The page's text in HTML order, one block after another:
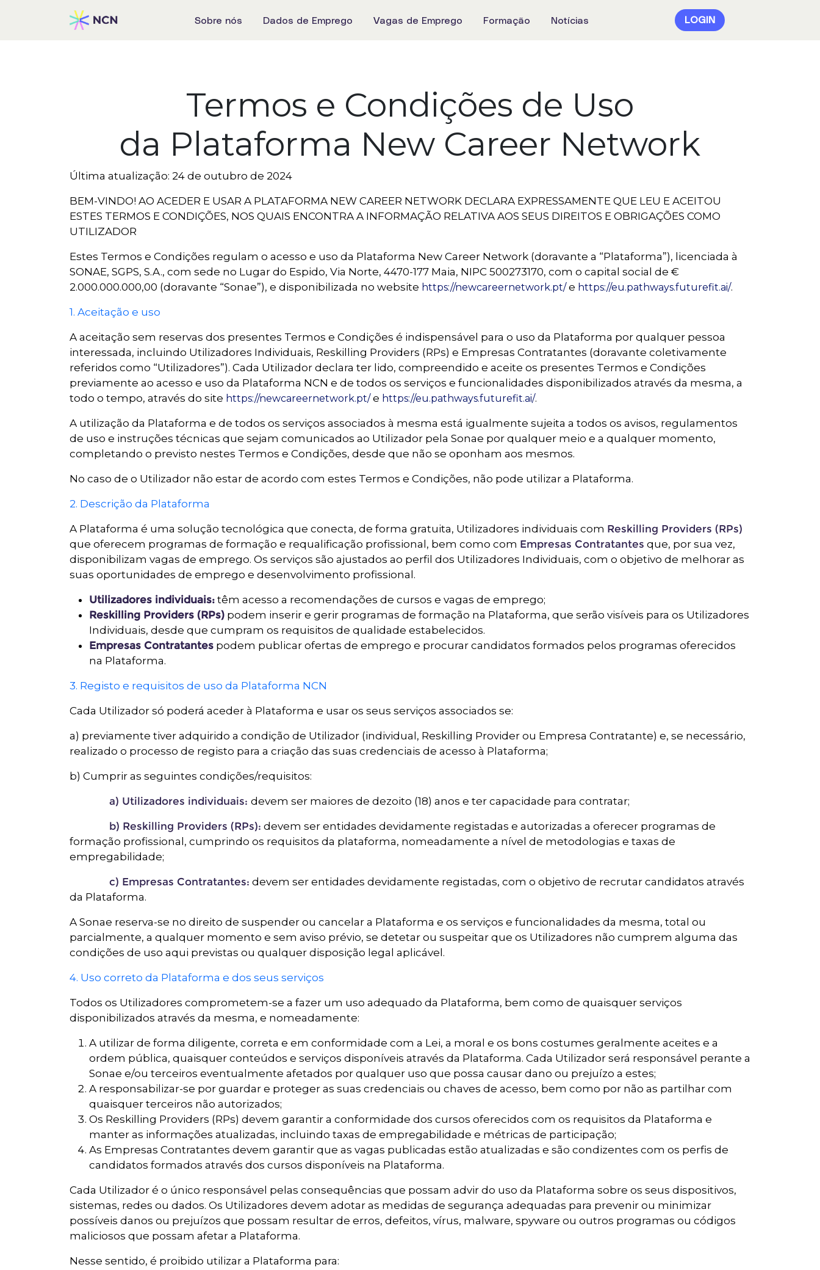
Sobre nós Dados de Emprego Vagas de Emprego Formação Notícias LOGIN
Termos e Condições de Uso
da Plataforma New Career Network
Última atualização: 24 de outubro de 2024
BEM-VINDO! AO ACEDER E USAR A PLATAFORMA NEW CAREER NETWORK DECLARA EXPRESSAMENTE QUE LEU E ACEITOU
ESTES TERMOS E CONDIÇÕES, NOS QUAIS ENCONTRA A INFORMAÇÃO RELATIVA AOS SEUS DIREITOS E OBRIGAÇÕES COMO
UTILIZADOR
Estes Termos e Condições regulam o acesso e uso da Plataforma New Career Network (doravante a “Plataforma”), licenciada à
SONAE, SGPS, S.A., com sede no Lugar do Espido, Via Norte, 4470-177 Maia, NIPC 500273170, com o capital social de €
2.000.000.000,00 (doravante “Sonae”), e disponibilizada no website https://newcareernetwork.pt/e https://eu.pathways.futurefit.ai/.
1. Aceitação e uso
A aceitação sem reservas dos presentes Termos e Condições é indispensável para o uso da Plataforma por qualquer pessoa
interessada, incluindo Utilizadores Individuais, Reskilling Providers (RPs) e Empresas Contratantes (doravante coletivamente
referidos como “Utilizadores”). Cada Utilizador declara ter lido, compreendido e aceite os presentes Termos e Condições
previamente ao acesso e uso da Plataforma NCN e de todos os serviços e funcionalidades disponibilizados através da mesma, a
todo o tempo, através do site https://newcareernetwork.pt/e https://eu.pathways.futurefit.ai/.
A utilização da Plataforma e de todos os serviços associados à mesma está igualmente sujeita a todos os avisos, regulamentos
de uso e instruções técnicas que sejam comunicados ao Utilizador pela Sonae por qualquer meio e a qualquer momento,
completando o previsto nestes Termos e Condições, desde que não se oponham aos mesmos.
No caso de o Utilizador não estar de acordo com estes Termos e Condições, não pode utilizar a Plataforma.
2. Descrição da Plataforma
A Plataforma é uma solução tecnológica que conecta, de forma gratuita, Utilizadores individuais com Reskilling Providers (RPs)
que oferecem programas de formação e requalificação profissional, bem como com Empresas Contratantes que, por sua vez,
disponibilizam vagas de emprego. Os serviços são ajustados ao perfil dos Utilizadores Individuais, com o objetivo de melhorar as
suas oportunidades de emprego e desenvolvimento profissional.
Utilizadores individuais: têm acesso a recomendações de cursos e vagas de emprego;
Reskilling Providers (RPs) podem inserir e gerir programas de formação na Plataforma, que serão visíveis para os Utilizadores
Individuais, desde que cumpram os requisitos de qualidade estabelecidos.
Empresas Contratantes podem publicar ofertas de emprego e procurar candidatos formados pelos programas oferecidos
na Plataforma.
3. Registo e requisitos de uso da Plataforma NCN
Cada Utilizador só poderá aceder à Plataforma e usar os seus serviços associados se:
a) previamente tiver adquirido a condição de Utilizador (individual, Reskilling Provider ou Empresa Contratante) e, se necessário,
realizado o processo de registo para a criação das suas credenciais de acesso à Plataforma;
b) Cumprir as seguintes condições/requisitos:
a) Utilizadores individuais: devem ser maiores de dezoito (18) anos e ter capacidade para contratar;
b) Reskilling Providers (RPs): devem ser entidades devidamente registadas e autorizadas a oferecer programas de
formação profissional, cumprindo os requisitos da plataforma, nomeadamente a nível de metodologias e taxas de
empregabilidade;
c) Empresas Contratantes: devem ser entidades devidamente registadas, com o objetivo de recrutar candidatos através
da Plataforma.
A Sonae reserva-se no direito de suspender ou cancelar a Plataforma e os serviços e funcionalidades da mesma, total ou
parcialmente, a qualquer momento e sem aviso prévio, se detetar ou suspeitar que os Utilizadores não cumprem alguma das
condições de uso aqui previstas ou qualquer disposição legal aplicável.
4. Uso correto da Plataforma e dos seus serviços
Todos os Utilizadores comprometem-se a fazer um uso adequado da Plataforma, bem como de quaisquer serviços
disponibilizados através da mesma, e nomeadamente:
A utilizar de forma diligente, correta e em conformidade com a Lei, a moral e os bons costumes geralmente aceites e a
ordem pública, quaisquer conteúdos e serviços disponíveis através da Plataforma. Cada Utilizador será responsável perante a
Sonae e/ou terceiros eventualmente afetados por qualquer uso que possa causar dano ou prejuízo a estes;
A responsabilizar-se por guardar e proteger as suas credenciais ou chaves de acesso, bem como por não as partilhar com
quaisquer terceiros não autorizados;
Os Reskilling Providers (RPs) devem garantir a conformidade dos cursos oferecidos com os requisitos da Plataforma e
manter as informações atualizadas, incluindo taxas de empregabilidade e métricas de participação;
As Empresas Contratantes devem garantir que as vagas publicadas estão atualizadas e são condizentes com os perfis de
candidatos formados através dos cursos disponíveis na Plataforma.
Cada Utilizador é o único responsável pelas consequências que possam advir do uso da Plataforma sobre os seus dispositivos,
sistemas, redes ou dados. Os Utilizadores devem adotar as medidas de segurança adequadas para prevenir ou minimizar
possíveis danos ou prejuízos que possam resultar de erros, defeitos, vírus, malware, spyware ou outros programas ou códigos
maliciosos que possam afetar a Plataforma.
Nesse sentido, é proibido utilizar a Plataforma para: